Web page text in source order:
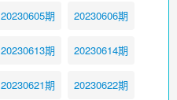
20230605期 20230606期
20230613期 20230614期
20230621期 20230622期